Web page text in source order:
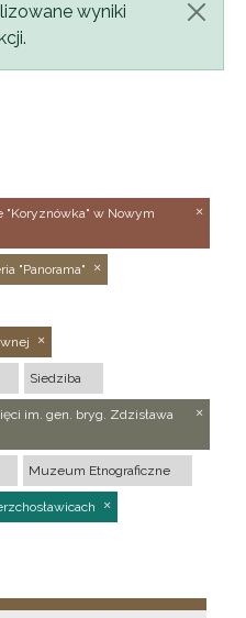
wyniki
"Koryznówka" w Nowym
"Panorama"
Siedziba
im. gen. bryg. Zdzisława
Muzeum Etnograficzne